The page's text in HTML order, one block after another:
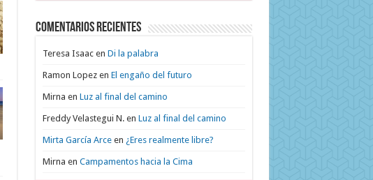
Comentarios recientes
Teresa Isaacen Di la palabra
Ramon Lopezen El engaño del futuro
Mirna en Luz al final del camino
Freddy Velastegui N.en Luz al final del camino
Mirta García Arceen ¿Eres realmente libre?
Mirna en Campamentos hacia la Cima